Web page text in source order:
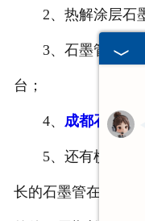
2、热解涂层石
3、石墨管带
台；
4、 成都石墨制品
5、还有横向加热
长的石墨管在高温